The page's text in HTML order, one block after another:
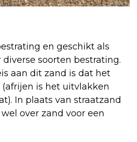
en geschikt als
soorten bestrating.
aan dit zand is dat het
is het uitvlakken
In plaats van straatzand
over zand voor een